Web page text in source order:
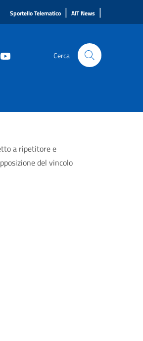
Sportello Telematico | AIT News |
Cerca
a ripetitore e
del vincolo